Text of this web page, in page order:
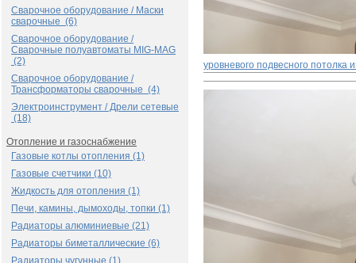
Сварочное оборудование / Маски
сварочные (6)
Сварочное оборудование /
Сварочные полуавтоматы MIG-MAG
(2)
Сварочное оборудование /
Трансформаторы сварочные (4)
Электроинструмент / Дрели сетевые
(18)
Отопление и газоснабжение
Газовые котлы отопления (1)
Газовые счетчики (10)
Жидкость для отопления (1)
Печи, камины, дымоходы, топки (1)
Радиаторы алюминиевые (21)
Радиаторы биметаллические (6)
Радиаторы чугунные (1)
уровневого подвесного потолка